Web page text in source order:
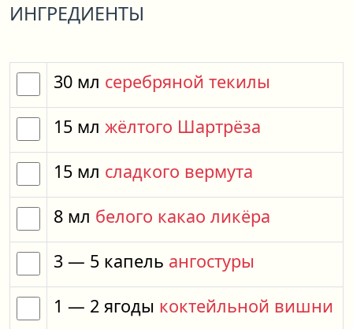
ИНГРЕДИЕНТЫ
30 мл серебряной текилы
15 мл жёлтого Шартрёза
15 мл сладкого вермута
8 мл белого какао ликёра
3 — 5 капель ангостуры
1 — 2 ягоды коктейльной вишни